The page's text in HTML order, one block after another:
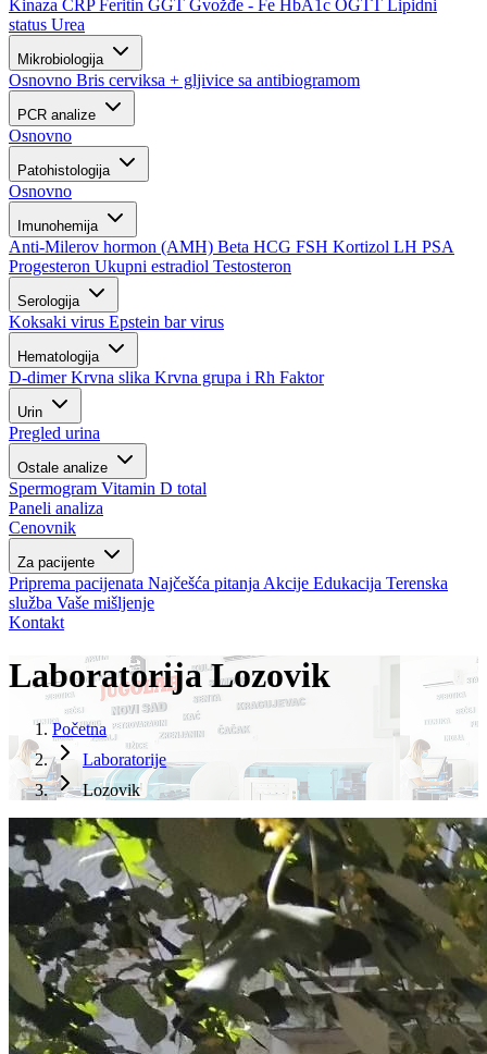
Kinaza CRPFeritin GGT Gvožđe - Fe HbA1c OGTT Lipidni
status Urea
Mikrobiologija
Osnovno Bris cerviksa + gljivice sa antibiogramom
PCR analize
Osnovno
Patohistologija
Osnovno
Imunohemija
Anti-Milerov hormon (AMH) Beta HCG FSH Kortizol LH PSA
Progesteron Ukupni estradiol Testosteron
Serologija
Koksaki virus Epstein bar virus
Hematologija
D-dimerKrvna slika Krvna grupa i Rh Faktor
Urin
Pregled urina
Ostale analize
Spermogram Vitamin D total
Paneli analiza
Cenovnik
Za pacijente
Priprema pacijenata Najčešća pitanja Akcije Edukacija Terenska
služba Vaše mišljenje
Kontakt
Laboratorija Lozovik
Početna
Laboratorije
Lozovik